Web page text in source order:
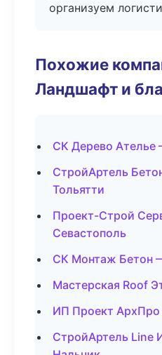
организуем
Похожие
Ландшафт и
СК Дерево
СтройАртель
Тольятти
Проект-Строй
Севастополь
СК Монтаж Бетон
Мастерская Roof
ИП Проект
СтройАртель Line